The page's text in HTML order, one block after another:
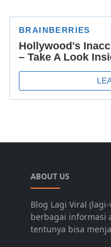
ABOUT US
Blog Lagi Viral
berbagai informasi
tentunya bisa